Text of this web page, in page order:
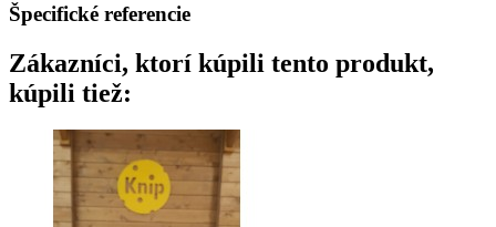
Špecifické referencie
Zákazníci, ktorí kúpili tento produkt,
kúpili tiež: